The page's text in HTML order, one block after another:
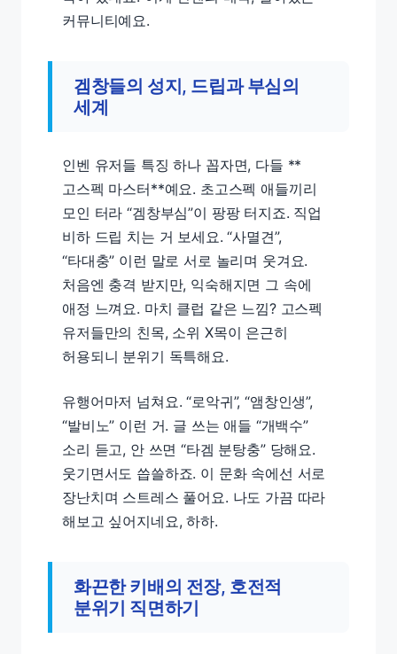
커뮤니티예요.
겜창들의 성지, 드립과 부심의
세계
인벤 유저들 특징 하나 꼽자면, 다들 **
고스펙 마스터**예요. 초고스펙 애들끼리
모인 터라 “겜창부심”이 팡팡 터지죠. 직업
비하 드립 치는 거 보세요. “사멸견”,
“타대충” 이런 말로 서로 놀리며 웃겨요.
처음엔 충격 받지만, 익숙해지면 그 속에
애정 느껴요. 마치 클럽 같은 느낌? 고스펙
유저들만의 친목, 소위 X목이 은근히
허용되니 분위기 독특해요.
유행어마저 넘쳐요. “로악귀”, “앰창인생”,
“발비노” 이런 거. 글 쓰는 애들 “개백수”
소리 듣고, 안 쓰면 “타겜 분탕충” 당해요.
웃기면서도 씁쓸하죠. 이 문화 속에선 서로
장난치며 스트레스 풀어요. 나도 가끔 따라
해보고 싶어지네요, 하하.
화끈한 키배의 전장, 호전적
분위기 직면하기